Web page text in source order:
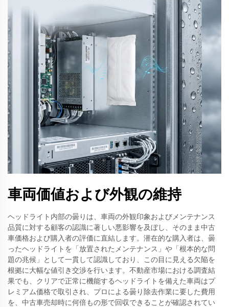
車両価値および外観の維持
ヘッドライト内部の曇りは、車両の外観印象およびメンテナンス
品質に対する顧客の認識に著しい悪影響を及ぼし、そのまま中古
車価格および購入者の評価に直結します。潜在的な購入者は、曇
ったヘッドライトを「放置されたメンテナンス」や「根本的な問
題の兆候」として一貫して認識しており、この目に見える欠陥を
根拠に大幅な値引き交渉を行います。不動産市場における調査結
果でも、クリアで正常に機能するヘッドライトを備えた車両はプ
レミアム価格で取引され、プロによる曇り除去作業に要した費用
を、中古車売却時に何倍もの形で回収できることが確認されてい